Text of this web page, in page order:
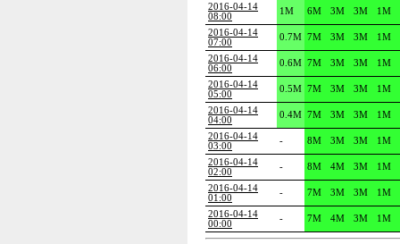
2016-04-14
08:00
1M 6M 3M 3M 1M
2016-04-14
07:00
0.7M 7M 3M 3M 1M
2016-04-14
06:00
0.6M 7M 3M 3M 1M
2016-04-14
05:00
0.5M 7M 3M 3M 1M
2016-04-14
04:00
0.4M 7M 3M 3M 1M
2016-04-14
03:00
- 8M 3M 3M 1M
2016-04-14
02:00
- 8M 4M 3M 1M
2016-04-14
01:00
- 7M 3M 3M 1M
2016-04-14
00:00
- 7M 4M 3M 1M